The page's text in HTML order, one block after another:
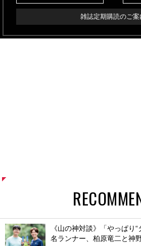
雑誌定期購読のご案
《山の神対談》「やっぱり
名ランナー、柏原竜二と神